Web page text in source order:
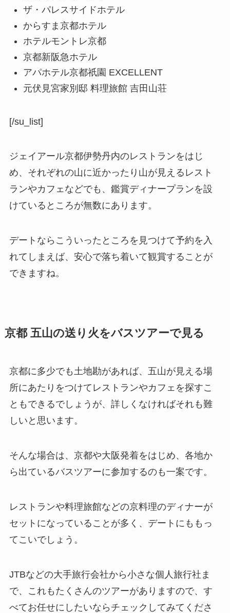
ザ・パレスサイドホテル
からすま京都ホテル
ホテルモントレ京都
京都新阪急ホテル
アパホテル京都祇園 EXCELLENT
元伏見宮家別邸 料理旅館 吉田山荘
[/su_list]
ジェイアール京都伊勢丹内のレストランをはじ
め、それぞれの山に近かったり山が見えるレスト
ランやカフェなどでも、鑑賞ディナープランを設
けているところが無数にあります。
デートならこういったところを見つけて予約を入
れてしまえば、安心で落ち着いて観賞することが
できますね。
京都 五山の送り火をバスツアーで見る
京都に多少でも土地勘があれば、五山が見える場
所にあたりをつけてレストランやカフェを探すこ
ともできるでしょうが、詳しくなければそれも難
しいと思います。
そんな場合は、京都や大阪発着をはじめ、各地か
ら出ているバスツアーに参加するのも一案です。
レストランや料理旅館などの京料理のディナーが
セットになっていることが多く、デートにももっ
てこいでしょう。
JTBなどの大手旅行会社から小さな個人旅行社ま
で、これもたくさんのツアーがありますので、す
べてお任せにしたいならチェックしてみてくださ